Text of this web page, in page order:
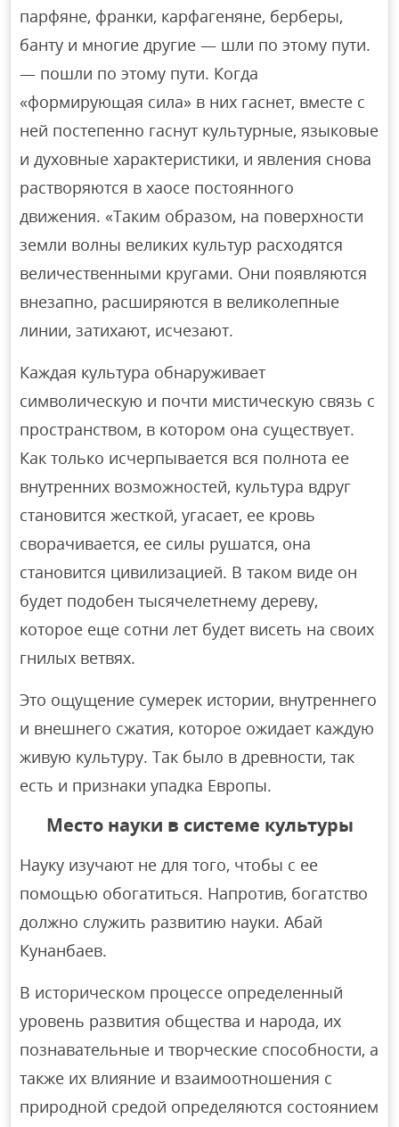
парфяне, франки, карфагеняне, берберы,
банту и многие другие — шли по этому пути.
— пошли по этому пути. Когда
«формирующая сила» в них гаснет, вместе с
ней постепенно гаснут культурные, языковые
и духовные характеристики, и явления снова
растворяются в хаосе постоянного
движения. «Таким образом, на поверхности
земли волны великих культур расходятся
величественными кругами. Они появляются
внезапно, расширяются в великолепные
линии, затихают, исчезают.
Каждая культура обнаруживает
символическую и почти мистическую связь с
пространством, в котором она существует.
Как только исчерпывается вся полнота ее
внутренних возможностей, культура вдруг
становится жесткой, угасает, ее кровь
сворачивается, ее силы рушатся, она
становится цивилизацией. В таком виде он
будет подобен тысячелетнему дереву,
которое еще сотни лет будет висеть на своих
гнилых ветвях.
Это ощущение сумерек истории, внутреннего
и внешнего сжатия, которое ожидает каждую
живую культуру. Так было в древности, так
есть и признаки упадка Европы.
Место науки в системе культуры
Науку изучают не для того, чтобы с ее
помощью обогатиться. Напротив, богатство
должно служить развитию науки. Абай
Кунанбаев.
В историческом процессе определенный
уровень развития общества и народа, их
познавательные и творческие способности, а
также их влияние и взаимоотношения с
природной средой определяются состоянием